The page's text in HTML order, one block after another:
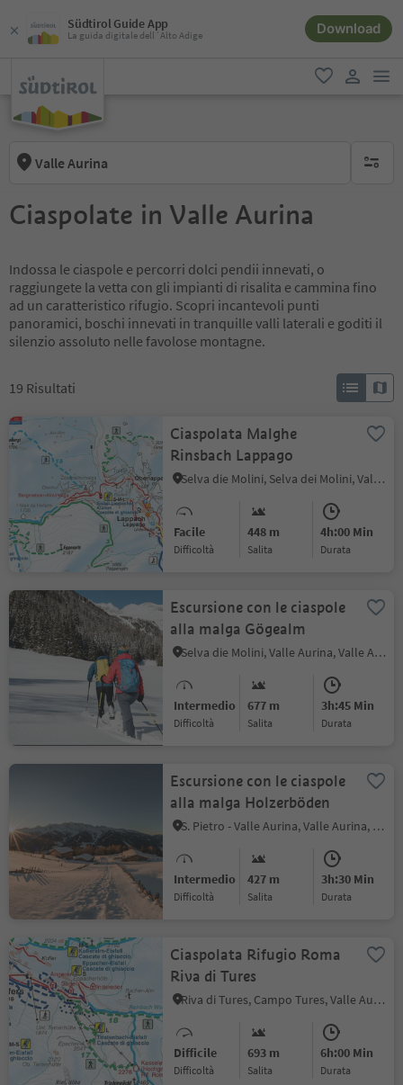
Südtirol Guide App
La guida digitale dell´Alto Adige Download
favoriti
Valle Aurina
Ciaspolate in Valle Aurina
Indossa le ciaspole e percorri dolci pendii innevati, o
raggiungete la vetta con gli impianti di risalita e cammina fino
ad un caratteristico rifugio. Scopri incantevoli punti
panoramici, boschi innevati in tranquille valli laterali e goditi il
silenzio assoluto nelle favolose montagne.
19 Risultati
Ciaspolata Malghe
Rinsbach Lappago
Selva die Molini, Selva dei Molini, Valle Aurina
Facile
Difficoltà
448 m
Salita
4h:00 Min
durata
Escursione con le ciaspole
alla malga Gögealm
Selva die Molini, Valle Aurina, Valle Aurina
Intermedio
Difficoltà
677 m
Salita
3h:45 Min
durata
Escursione con le ciaspole
alla malga Holzerböden
S. Pietro - Valle Aurina, Valle Aurina, Valle Aurina
Intermedio
Difficoltà
427 m
Salita
3h:30 Min
durata
Ciaspolata Rifugio Roma
Riva di Tures
Riva di Tures, Campo Tures, Valle Aurina
Difficile
Difficoltà
693 m
Salita
6h:00 Min
durata